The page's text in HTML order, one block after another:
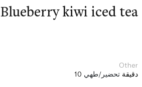
Blueberry kiwi iced tea
Other
10 دقيقة تحضير/طهي